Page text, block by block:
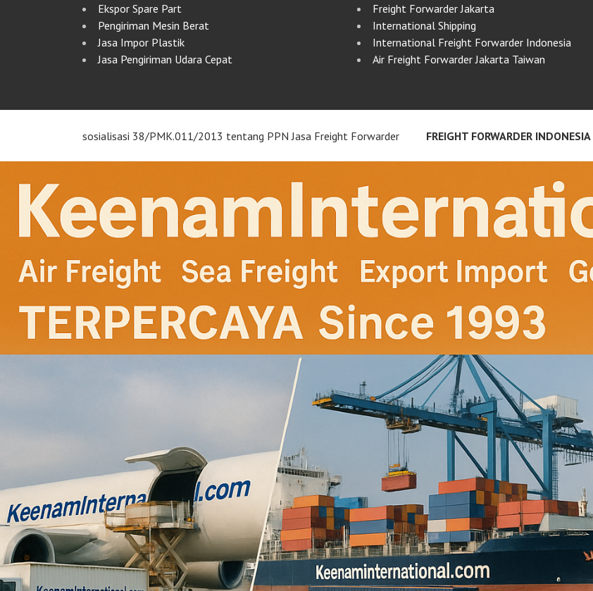
Ekspor Spare Part
Pengiriman Mesin Berat
Jasa Impor Plastik
Jasa Pengiriman Udara Cepat
Freight Forwarder Jakarta
International Shipping
International Freight Forwarder Indonesia
Air Freight Forwarder Jakarta Taiwan
sosialisasi 38/PMK.011/2013 tentang PPN Jasa Freight Forwarder FREIGHT FORWARDER INDONESIA